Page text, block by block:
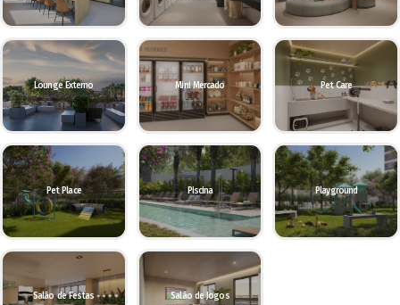
Lounge Externo Mini Mercado Pet Care
Pet Place Piscina Playground
Salão de Festas Salão de Jogos